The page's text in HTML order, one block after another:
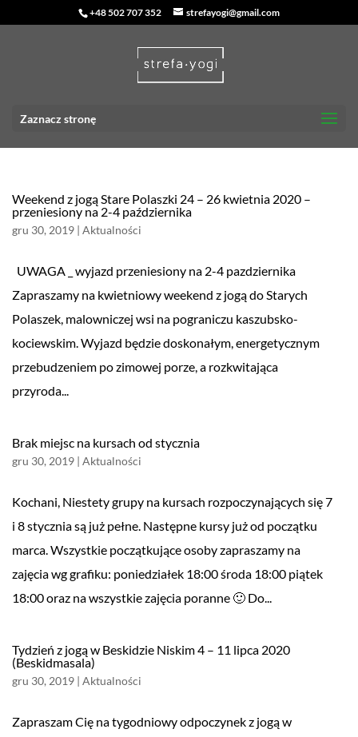
+48 502 707 352 strefayogi@gmail.com
Zaznacz stronę
Weekend z jogą Stare Polaszki 24 – 26 kwietnia 2020 –
przeniesiony na 2-4 października
gru 30, 2019 | Aktualności
UWAGA _ wyjazd przeniesiony na 2-4 pazdziernika
Zapraszamy na kwietniowy weekend z jogą do Starych
Polaszek, malowniczej wsi na pograniczu kaszubsko-
kociewskim. Wyjazd będzie doskonałym, energetycznym
przebudzeniem po zimowej porze, a rozkwitająca
przyroda...
Brak miejsc na kursach od stycznia
gru 30, 2019 | Aktualności
Kochani, Niestety grupy na kursach rozpoczynających się 7
i 8 stycznia są już pełne. Następne kursy już od początku
marca. Wszystkie początkujące osoby zapraszamy na
zajęcia wg grafiku: poniedziałek 18:00 środa 18:00 piątek
18:00 oraz na wszystkie zajęcia poranne 🙂 Do...
Tydzień z jogą w Beskidzie Niskim 4 – 11 lipca 2020
(Beskidmasala)
gru 30, 2019 | Aktualności
Zapraszam Cię na tygodniowy odpoczynek z jogą w